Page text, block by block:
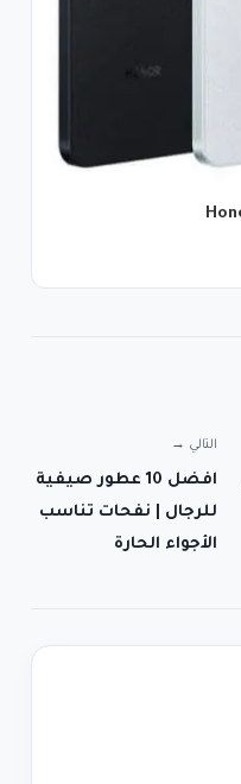
التالي →
افضل 10 عطور صيفية
للرجال | نفحات تناسب
الأجواء الحارة